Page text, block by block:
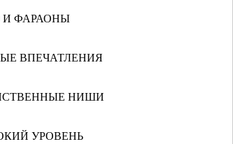
И ФАРАОНЫ
ВПЕЧАТЛЕНИЯ
НИШИ
УРОВЕНЬ